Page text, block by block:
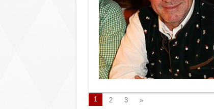
1 2 3 »